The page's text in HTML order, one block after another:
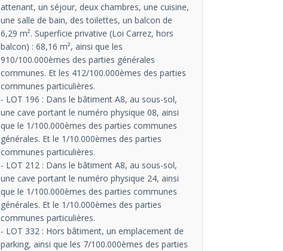
attenant, un séjour, deux chambres, une cuisine,
une salle de bain, des toilettes, un balcon de
6,29 m². Superficie privative (Loi Carrez, hors
balcon) : 68,16 m², ainsi que les
910/100.000èmes des parties générales
communes. Et les 412/100.000èmes des parties
communes particulières.
- LOT 196 : Dans le bâtiment A8, au sous-sol,
une cave portant le numéro physique 08, ainsi
que le 1/100.000èmes des parties communes
générales. Et le 1/10.000èmes des parties
communes particulières.
- LOT 212 : Dans le bâtiment A8, au sous-sol,
une cave portant le numéro physique 24, ainsi
que le 1/100.000èmes des parties communes
générales. Et le 1/10.000èmes des parties
communes particulières.
- LOT 332 : Hors bâtiment, un emplacement de
parking, ainsi que les 7/100.000èmes des parties